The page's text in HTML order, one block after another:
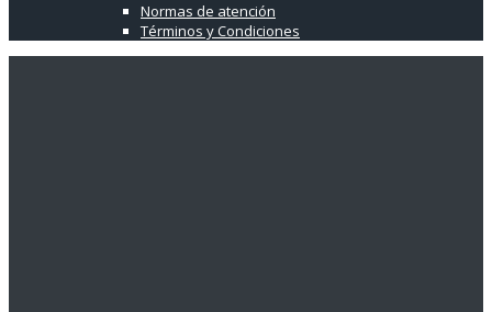
Normas de atención
Términos y Condiciones